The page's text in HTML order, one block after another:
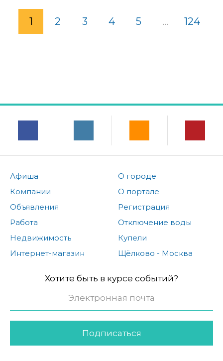
1 2 3 4 5 ... 124
Афиша
Компании
Объявления
Работа
Недвижимость
Интернет-магазин
О городе
О портале
Регистрация
Отключение воды
Купели
Щёлково - Москва
Хотите быть в курсе событий?
Подписаться